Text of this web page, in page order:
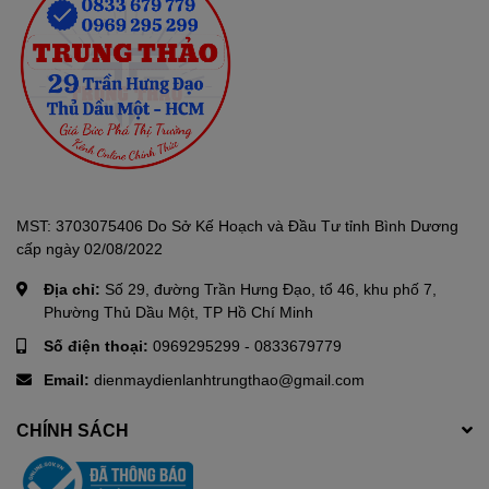
Công nghệ làm lạnh nhanh Hi
Power
Công nghệ làm lạnh nhanh Hi Power trên máy lạnh
TOSHIBA
giúp đạt được nhiệt độ mong muốn trong căn phòng
một cách nhanh chóng và hiệu quả. Khi kích hoạt chế độ Hi
Power, máy lạnh tự động điều chỉnh cả nhiệt độ và luồng gió để
đảm bảo rằng không khí bên trong căn phòng sẽ đạt được mức
MST: 3703075406 Do Sở Kế Hoạch và Đầu Tư tỉnh Bình Dương
cấp ngày 02/08/2022
Địa chỉ: Số 29, đường Trần Hưng Đạo, tổ 46, khu phố 7,
Phường Thủ Dầu Một, TP Hồ Chí Minh
Số điện thoại: 0969295299 - 0833679779
Email: dienmaydienlanhtrungthao@gmail.com
CHÍNH SÁCH